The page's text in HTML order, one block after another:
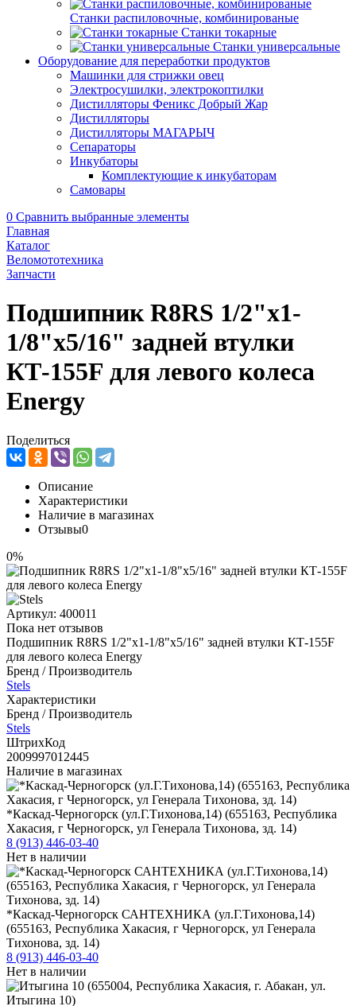
Станки распиловочные, комбинированые
Станки токарные
Станки универсальные
Оборудование для переработки продуктов
Машинки для стрижки овец
Электросушилки, электрокоптилки
Дистилляторы Феникс Добрый Жар
Дистилляторы
Дистилляторы МАГАРЫЧ
Сепараторы
Инкубаторы
Комплектующие к инкубаторам
Самовары
0 Сравнить выбранные элементы
Главная
Каталог
Веломототехника
Запчасти
Подшипник R8RS 1/2"x1-
1/8"x5/16" задней втулки
КТ-155F для левого колеса
Energy
Поделиться
Описание
Характеристики
Наличие в магазинах
Отзывы0
0%
Артикул: 400011
Пока нет отзывов
Подшипник R8RS 1/2"x1-1/8"x5/16" задней втулки КТ-155F
для левого колеса Energy
Бренд / Производитель
Stels
Характеристики
Бренд / Производитель
Stels
ШтрихКод
2009997012445
Наличие в магазинах
*Каскад-Черногорск (ул.Г.Тихонова,14) (655163, Республика
Хакасия, г Черногорск, ул Генерала Тихонова, зд. 14)
8 (913) 446-03-40
Нет в наличии
*Каскад-Черногорск САНТЕХНИКА (ул.Г.Тихонова,14)
(655163, Республика Хакасия, г Черногорск, ул Генерала
Тихонова, зд. 14)
8 (913) 446-03-40
Нет в наличии